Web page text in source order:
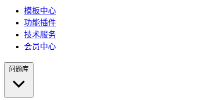
模板中心
功能插件
技术服务
会员中心
问题库